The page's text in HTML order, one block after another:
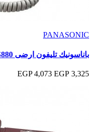
PANASONIC
باناسونيك تليفون ارضى TS880
3,325 EGP
4,073 EGP